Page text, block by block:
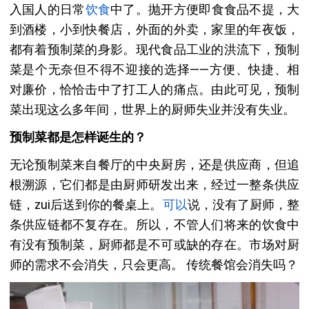
入国人的日常饮食中了。抛开方便即食食品不提，大
到酒楼，小到快餐店，外面的外卖，家里的年夜饭，
都有着预制菜的身影。现代食品工业的洪流下，预制
菜是个无奈但不得不迎接的选择——方便、快捷、相
对廉价，恰恰击中了打工人的痛点。由此可见，预制
菜出现这么多年间，世界上的厨师失业并没有失业。
预制菜都是怎样诞生的？
无论预制菜来自餐厅的中央厨房，还是供应商，但追
根溯源，它们都是由厨师研发出来，经过一整条供应
链，zui后送到你的餐桌上。 可以说，没有了厨师，整
条供应链都不复存在。所以，不管人们将来的饮食中
有没有预制菜，厨师都是不可或缺的存在。市场对厨
师的需求不会消失，只会更高。 传统餐馆会消失吗？